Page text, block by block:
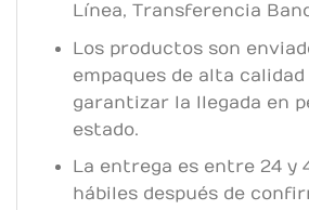
Línea, Transferencia
Los productos son
empaques de alta calidad
garantizar la llegada en
estado.
La entrega es entre 24 y
hábiles después de